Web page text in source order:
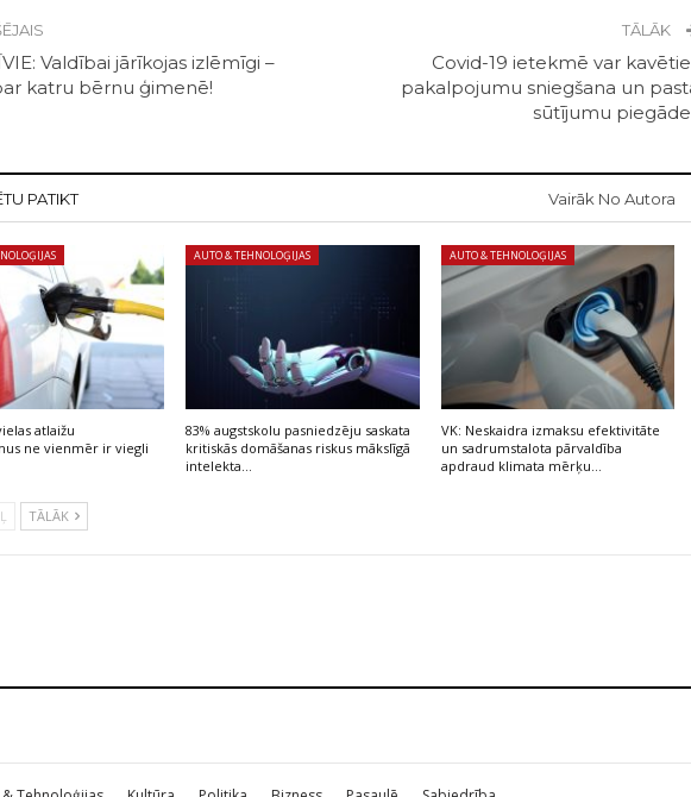
Valdībai jārīkojas izlēmīgi –
katru bērnu ģimenē!
TĀLĀK
Covid-19 ietekmē var
pakalpojumu sniegšana un
sūtījumu
PATIKT Vairāk No Autora
atlaižu
ne vienmēr ir viegli
AUTO & TEHNOLOĢIJAS
83% augstskolu pasniedzēju saskata
kritiskās domāšanas riskus mākslīgā
intelekta…
AUTO & TEHNOLOĢIJAS
VK: Neskaidra izmaksu efektivitāte
un sadrumstalota pārvaldība
apdraud klimata mērķu…
TĀLĀK